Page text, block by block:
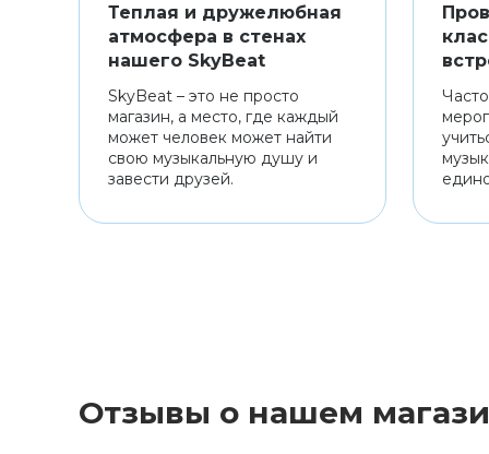
Теплая и дружелюбная
атмосфера в стенах
нашего SkyBeat
SkyBeat – это не просто
магазин, а место, где каждый
может человек может найти
свою музыкальную душу и
завести друзей.
Отзывы о нашем